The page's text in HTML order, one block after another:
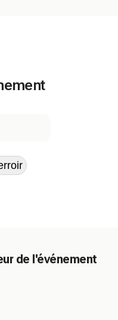
de l'événement